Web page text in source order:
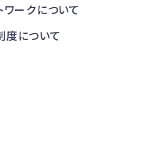
ワークについて
度について